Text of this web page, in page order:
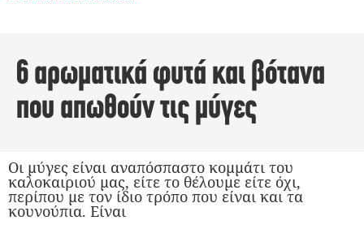
6 αρωματικά φυτά και βότανα
που απωθούν τις μύγες
Οι μύγες είναι αναπόσπαστο κομμάτι του
καλοκαιριού μας, είτε το θέλουμε είτε όχι,
περίπου με τον ίδιο τρόπο που είναι και τα
κουνούπια. Είναι